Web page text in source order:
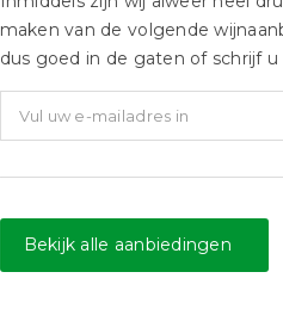
maken van de volgende
dus goed in de gaten of schrijf u
Bekijk alle aanbiedingen